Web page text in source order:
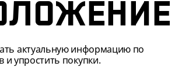
актуальную информацию по
и упростить покупки.